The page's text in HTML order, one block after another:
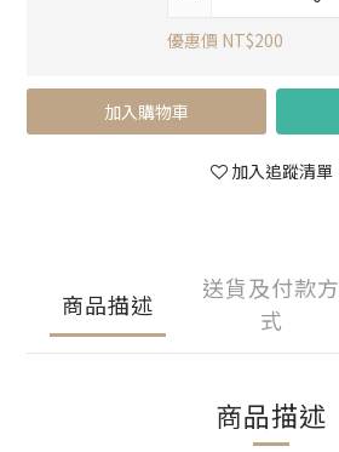
優惠價 NT$200
加入購物車
加入追蹤清單
商品描述
送貨及付款方
式
商品描述